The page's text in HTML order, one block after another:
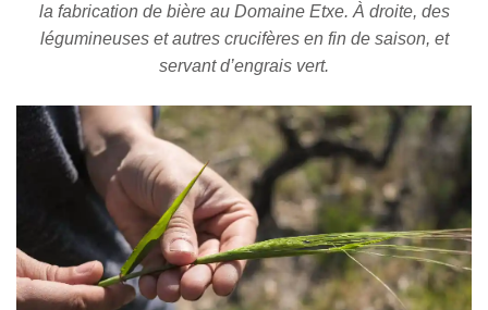
la fabrication de bière au Domaine Etxe. À droite, des
légumineuses et autres crucifères en fin de saison, et
servant d’engrais vert.